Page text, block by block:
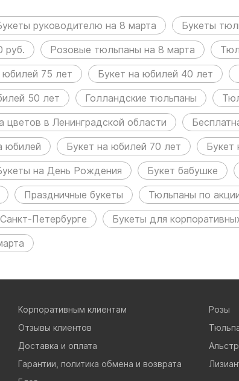
руководителю на 8 марта
Букеты
руб.
Розовые тюльпаны на 8 марта
юбилей 75 лет Букет на юбилей 40 лет
50 лет Голландские тюльпаны
цветов в Ленинградской области
юбилей Букет на юбилей 70 лет Букет
на День Рождения Букет бабушке
Праздничные букеты Тюльпаны по
Петербурге Букеты для
Корпоративным клиентам
Отзывы клиентов
Доставка и оплата
Гарантии, политика обмена и возврата
Розы